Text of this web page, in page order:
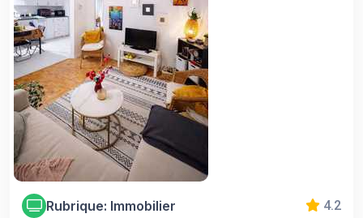
Rubrique: Immobilier 4.2